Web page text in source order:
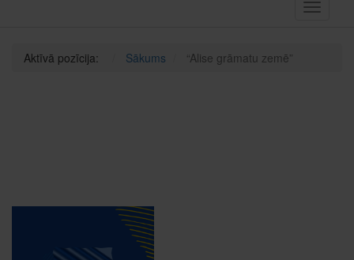
Toggle
Aktīvā pozīcija: Sākums “Alise grāmatu zemē”